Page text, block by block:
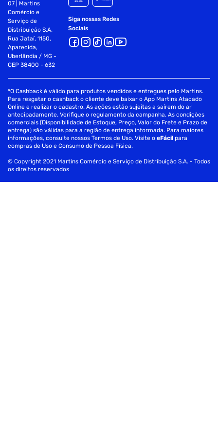
07 | Martins
Comércio e
Serviço de
Distribuição S.A.
Rua Jataí, 1150,
Aparecida,
Uberlândia / MG -
CEP 38400 - 632
Siga nossas Redes
Sociais
*O Cashback é válido para produtos vendidos e entregues pelo Martins.
Para resgatar o cashback o cliente deve baixar o App Martins Atacado
Online e realizar o cadastro. As ações estão sujeitas a saírem do ar
antecipadamente. Verifique o regulamento da campanha. As condições
comerciais (Disponibilidade de Estoque, Preço, Valor do Frete e Prazo de
entrega) são válidas para a região de entrega informada. Para maiores
informações, consulte nossos Termos de Uso. Visite oeFácil para
compras de Uso e Consumo de Pessoa Física.
© Copyright 2021 Martins Comércio e Serviço de Distribuição S.A. - Todos
os direitos reservados